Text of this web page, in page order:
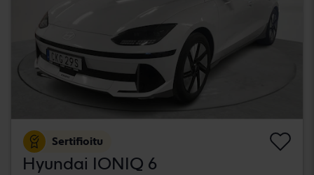
Sertifioitu
Hyundai IONIQ 6